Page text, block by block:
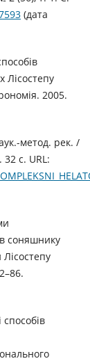
(дата
Лісостепу
2005.
метод. рек. /
с. URL:
соняшнику